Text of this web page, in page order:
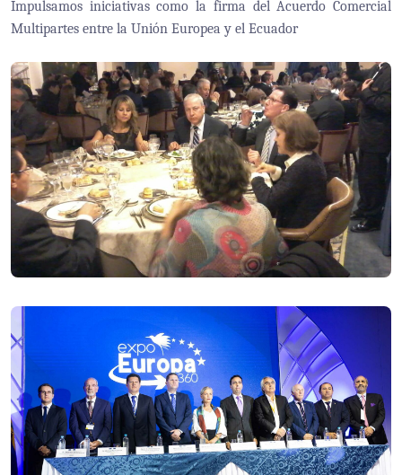
Impulsamos iniciativas como la firma del Acuerdo Comercial
Multipartes entre la Unión Europea y el Ecuador